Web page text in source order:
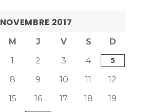
NOVEMBRE 2017
M J V S
D
1
2 3 4 5
8 9 10 11
12
15 16 17 18
19